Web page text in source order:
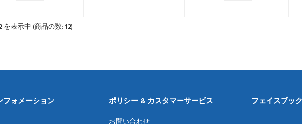
ッシュ」の花から採れるは
つです。 オーストラリ
認を受けたマヌカハニー
れた味わいをもたらしてい
を表示中 (商品の数: 12)
フォメーション ポリシー & カスタマーサービス フェイスブック